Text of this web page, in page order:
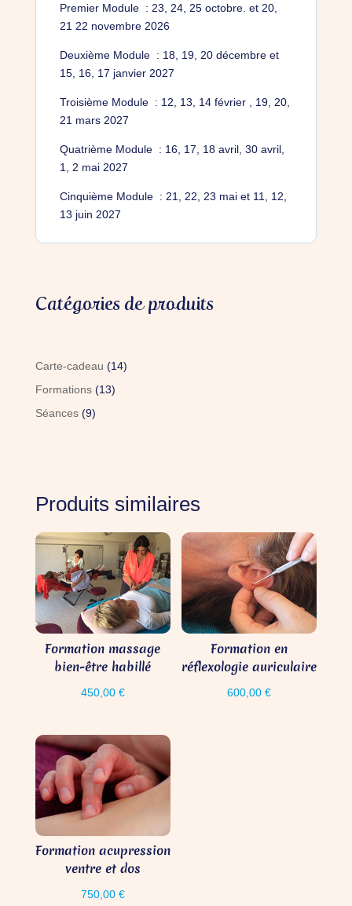
Premier Module : 23, 24, 25 octobre. et 20,
21 22 novembre 2026
Deuxième Module : 18, 19, 20 décembre et
15, 16, 17 janvier 2027
Troisième Module : 12, 13, 14 février , 19, 20,
21 mars 2027
Quatrième Module : 16, 17, 18 avril, 30 avril,
1, 2 mai 2027
Cinquième Module : 21, 22, 23 mai et 11, 12,
13 juin 2027
Catégories de produits
Carte-cadeau 1414
Formations 1313
Séances 99
Produits similaires
Formation massage
bien-être habillé
450,00 €
Formation en
réflexologie auriculaire
600,00€
Formation acupression
ventre et dos
750,00 €